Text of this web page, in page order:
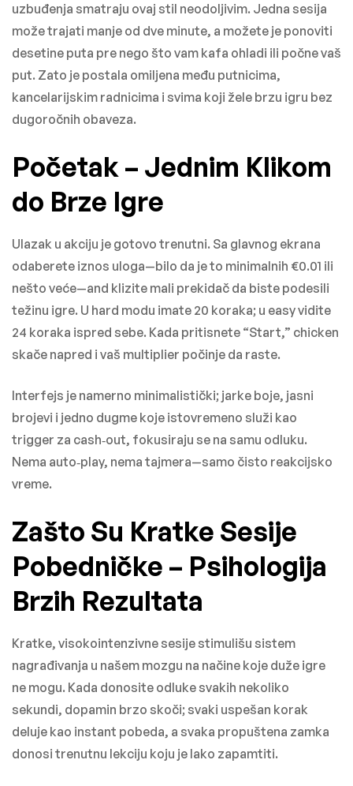
uzbuđenja smatraju ovaj stil neodoljivim. Jedna sesija
može trajati manje od dve minute, a možete je ponoviti
desetine puta pre nego što vam kafa ohladi ili počne vaš
put. Zato je postala omiljena među putnicima,
kancelarijskim radnicima i svima koji žele brzu igru bez
dugoročnih obaveza.
Početak – Jednim Klikom
do Brze Igre
Ulazak u akciju je gotovo trenutni. Sa glavnog ekrana
odaberete iznos uloga—bilo da je to minimalnih €0.01 ili
nešto veće—and klizite mali prekidač da biste podesili
težinu igre. U hard modu imate 20 koraka; u easy vidite
24 koraka ispred sebe. Kada pritisnete “Start,” chicken
skače napred i vaš multiplier počinje da raste.
Interfejs je namerno minimalistički; jarke boje, jasni
brojevi i jedno dugme koje istovremeno služi kao
trigger za cash‑out, fokusiraju se na samu odluku.
Nema auto‑play, nema tajmera—samo čisto reakcijsko
vreme.
Zašto Su Kratke Sesije
Pobedničke – Psihologija
Brzih Rezultata
Kratke, visokointenzivne sesije stimulišu sistem
nagrađivanja u našem mozgu na načine koje duže igre
ne mogu. Kada donosite odluke svakih nekoliko
sekundi, dopamin brzo skoči; svaki uspešan korak
deluje kao instant pobeda, a svaka propuštena zamka
donosi trenutnu lekciju koju je lako zapamtiti.